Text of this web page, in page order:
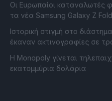
Οι Ευρωπαίοι καταναλωτές
τα νέα Samsung Galaxy Z
Ιστορική στιγμή στο
έκαναν ακτινογραφίες σε
Η Monopoly γίνεται
εκατομμύρια δολάρια